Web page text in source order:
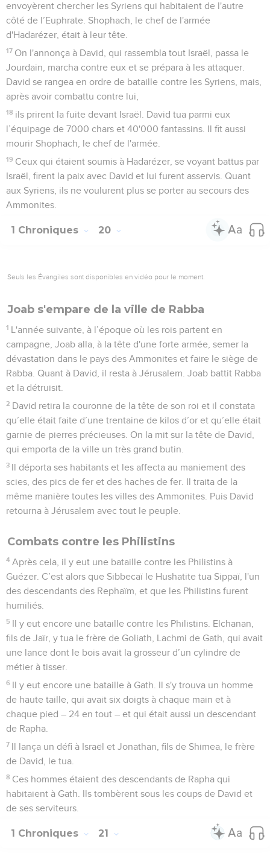
envoyèrent chercher les Syriens qui habitaient de l'autre
côté de l’Euphrate. Shophach, le chef de l'armée
d'Hadarézer, était à leur tête.
17 On l'annonça à David, qui rassembla tout Israël, passa le
Jourdain, marcha contre eux et se prépara à les attaquer.
David se rangea en ordre de bataille contre les Syriens, mais,
après avoir combattu contre lui,
18 ils prirent la fuite devant Israël. David tua parmi eux
l’équipage de 7000 chars et 40'000 fantassins. Il fit aussi
mourir Shophach, le chef de l'armée.
19 Ceux qui étaient soumis à Hadarézer, se voyant battus par
Israël, firent la paix avec David et lui furent asservis. Quant
aux Syriens, ils ne voulurent plus se porter au secours des
Ammonites.
1 Chroniques 20
Seuls les Évangiles sont disponibles en vidéo pour le moment.
Joab s'empare de la ville de Rabba
1 L'année suivante, à l’époque où les rois partent en
campagne, Joab alla, à la tête d'une forte armée, semer la
dévastation dans le pays des Ammonites et faire le siège de
Rabba. Quant à David, il resta à Jérusalem. Joab battit Rabba
et la détruisit.
2 David retira la couronne de la tête de son roi et il constata
qu’elle était faite d’une trentaine de kilos d’or et qu’elle était
garnie de pierres précieuses. On la mit sur la tête de David,
qui emporta de la ville un très grand butin.
3 Il déporta ses habitants et les affecta au maniement des
scies, des pics de fer et des haches de fer. Il traita de la
même manière toutes les villes des Ammonites. Puis David
retourna à Jérusalem avec tout le peuple.
Combats contre les Philistins
4 Après cela, il y eut une bataille contre les Philistins à
Guézer. C’est alors que Sibbecaï le Hushatite tua Sippaï, l'un
des descendants des Rephaïm, et que les Philistins furent
humiliés.
5 Il y eut encore une bataille contre les Philistins. Elchanan,
fils de Jaïr, y tua le frère de Goliath, Lachmi de Gath, qui avait
une lance dont le bois avait la grosseur d’un cylindre de
métier à tisser.
6 Il y eut encore une bataille à Gath. Il s'y trouva un homme
de haute taille, qui avait six doigts à chaque main et à
chaque pied – 24 en tout – et qui était aussi un descendant
de Rapha.
7 Il lança un défi à Israël et Jonathan, fils de Shimea, le frère
de David, le tua.
8 Ces hommes étaient des descendants de Rapha qui
habitaient à Gath. Ils tombèrent sous les coups de David et
de ses serviteurs.
1 Chroniques 21